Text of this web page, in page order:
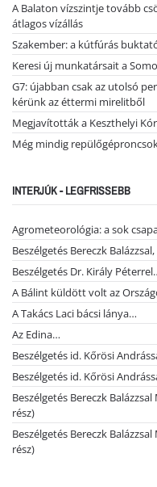
A Balaton vízszintje tovább
átlagos vízállás
Szakember: a kútfúrás
Keresi új munkatársait a
G7: újabban csak az utolsó
kérünk az éttermi mirelitből
Megjavították a Keszthelyi
Még mindig
INTERJÚK - LEGFRISSEBB
Agrometeorológia: a sok
Beszélgetés Bereczk
Beszélgetés Dr. Király
A Bálint küldött volt az
A Takács Laci bácsi lánya…
Az Edina…
Beszélgetés id. Kőrösi
Beszélgetés id. Kőrösi
Beszélgetés Bereczk
rész)
Beszélgetés Bereczk
rész)